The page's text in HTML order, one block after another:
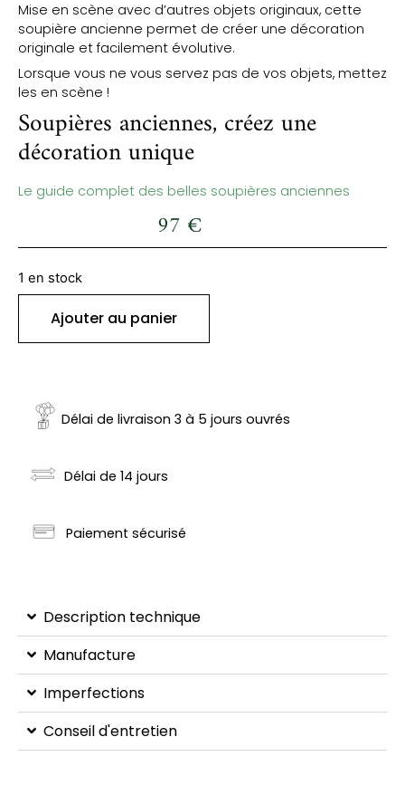
Mise en scène avec d’autres objets originaux, cette
soupière ancienne permet de créer une décoration
originale et facilement évolutive.
Lorsque vous ne vous servez pas de vos objets, mettez
les en scène !
Soupières anciennes, créez une
décoration unique
Le guide complet des belles soupières anciennes
97 €
1 en stock
Ajouter au panier
Délai de livraison 3 à 5 jours ouvrés
Délai de 14 jours
Paiement sécurisé
Description technique
Manufacture
Imperfections
Conseil d'entretien